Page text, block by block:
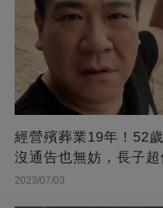
經營殯葬業19年！52
沒通告也無妨，長子
能遊山玩水！
2023/07/03